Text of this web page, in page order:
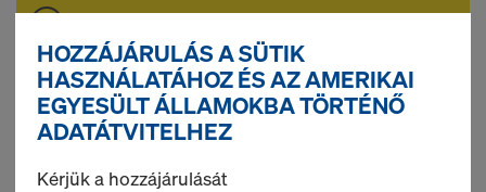
termékek árát.
Xsafe védőrács Z
HOZZÁJÁRULÁS A SÜTIK
HASZNÁLATÁHOZ ÉS AZ AMERIKAI
EGYESÜLT ÁLLAMOKBA TÖRTÉNŐ
ADATÁTVITELHEZ
Kérjük a hozzájárulását